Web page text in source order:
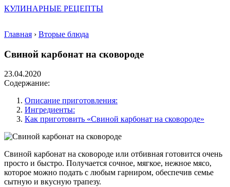
КУЛИНАРНЫЕ РЕЦЕПТЫ
Главная › Вторые блюда
Свиной карбонат на сковороде
23.04.2020
Содержание:
Описание приготовления:
Ингредиенты:
Как приготовить «Свиной карбонат на сковороде»
Свиной карбонат на сковороде или отбивная готовится очень
просто и быстро. Получается сочное, мягкое, нежное мясо,
которое можно подать с любым гарниром, обеспечив семье
сытную и вкусную трапезу.